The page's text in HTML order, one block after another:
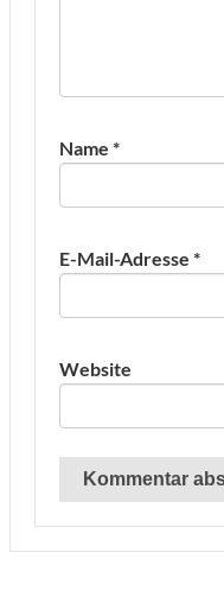
Name *
E-Mail-Adresse *
Website